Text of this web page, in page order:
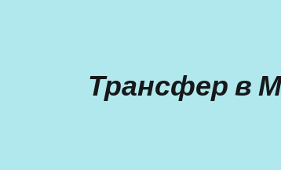
Трансфер в